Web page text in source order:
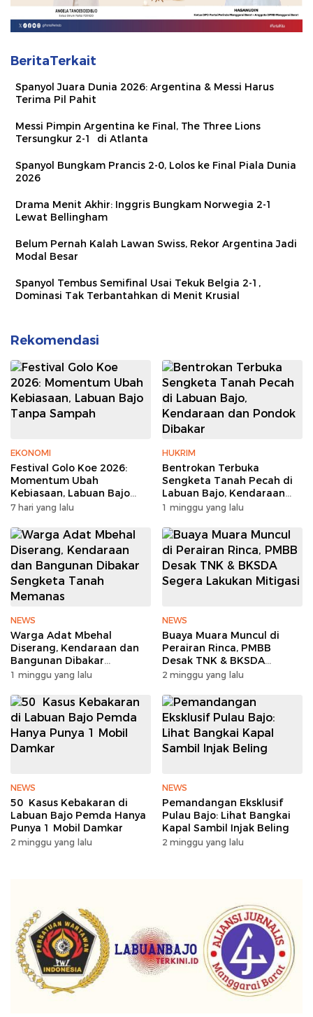
BeritaTerkait
Spanyol Juara Dunia 2026: Argentina & Messi Harus
Terima Pil Pahit
Messi Pimpin Argentina ke Final, The Three Lions
Tersungkur 2-1 di Atlanta
Spanyol Bungkam Prancis 2-0, Lolos ke Final Piala Dunia
2026
Drama Menit Akhir: Inggris Bungkam Norwegia 2-1
Lewat Bellingham
Belum Pernah Kalah Lawan Swiss, Rekor Argentina Jadi
Modal Besar
Spanyol Tembus Semifinal Usai Tekuk Belgia 2-1,
Dominasi Tak Terbantahkan di Menit Krusial
Rekomendasi
EKONOMI
Festival Golo Koe 2026:
Momentum Ubah
Kebiasaan, Labuan Bajo
Tanpa Sampah
7 hari yang lalu
HUKRIM
Bentrokan Terbuka
Sengketa Tanah Pecah di
Labuan Bajo, Kendaraan
dan Pondok Dibakar
1 minggu yang lalu
NEWS
Warga Adat Mbehal
Diserang, Kendaraan dan
Bangunan Dibakar
Sengketa Tanah Memanas
1 minggu yang lalu
NEWS
Buaya Muara Muncul di
Perairan Rinca, PMBB
Desak TNK & BKSDA
Segera Lakukan Mitigasi
2 minggu yang lalu
NEWS
50 Kasus Kebakaran di
Labuan Bajo Pemda Hanya
Punya 1 Mobil Damkar
2 minggu yang lalu
NEWS
Pemandangan Eksklusif
Pulau Bajo: Lihat Bangkai
Kapal Sambil Injak Beling
2 minggu yang lalu